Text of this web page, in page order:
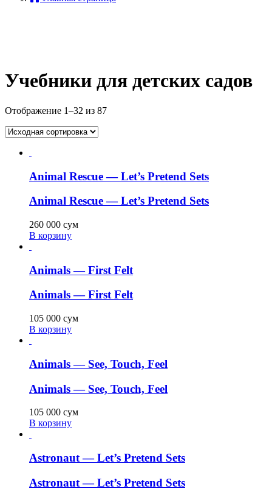
Учебники для детских садов
Отображение 1–32 из 87
Animal Rescue — Let’s Pretend Sets
Animal Rescue — Let’s Pretend Sets
260 000 сум
В корзину
Animals — First Felt
Animals — First Felt
105 000 сум
В корзину
Animals — See, Touch, Feel
Animals — See, Touch, Feel
105 000 сум
В корзину
Astronaut — Let’s Pretend Sets
Astronaut — Let’s Pretend Sets